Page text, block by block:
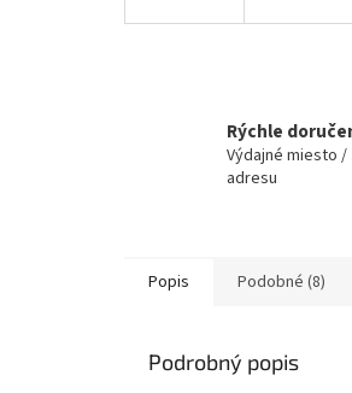
Rýchle
Výdajné miesto /
adresu
Popis Podobné (8)
Podrobný popis